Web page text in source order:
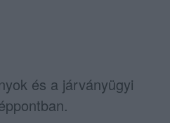
és a járványügyi